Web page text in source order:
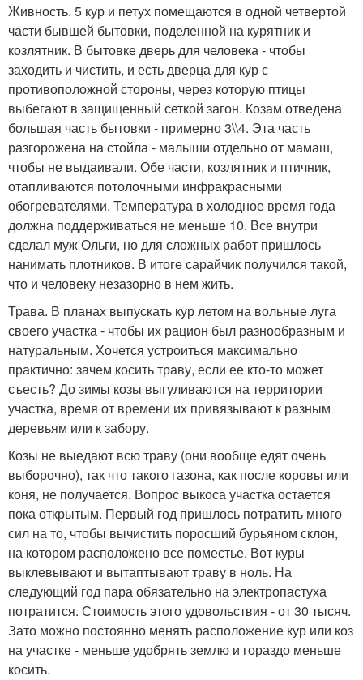
Живность. 5 кур и петух помещаются в одной четвертой
части бывшей бытовки, поделенной на курятник и
козлятник. В бытовке дверь для человека - чтобы
заходить и чистить, и есть дверца для кур с
противоположной стороны, через которую птицы
выбегают в защищенный сеткой загон. Козам отведена
большая часть бытовки - примерно 3\\4. Эта часть
разгорожена на стойла - малыши отдельно от мамаш,
чтобы не выдаивали. Обе части, козлятник и птичник,
отапливаются потолочными инфракрасными
обогревателями. Температура в холодное время года
должна поддерживаться не меньше 10. Все внутри
сделал муж Ольги, но для сложных работ пришлось
нанимать плотников. В итоге сарайчик получился такой,
что и человеку незазорно в нем жить.
Трава. В планах выпускать кур летом на вольные луга
своего участка - чтобы их рацион был разнообразным и
натуральным. Хочется устроиться максимально
практично: зачем косить траву, если ее кто-то может
съесть? До зимы козы выгуливаются на территории
участка, время от времени их привязывают к разным
деревьям или к забору.
Козы не выедают всю траву (они вообще едят очень
выборочно), так что такого газона, как после коровы или
коня, не получается. Вопрос выкоса участка остается
пока открытым. Первый год пришлось потратить много
сил на то, чтобы вычистить поросший бурьяном склон,
на котором расположено все поместье. Вот куры
выклевывают и вытаптывают траву в ноль. На
следующий год пара обязательно на электропастуха
потратится. Стоимость этого удовольствия - от 30 тысяч.
Зато можно постоянно менять расположение кур или коз
на участке - меньше удобрять землю и гораздо меньше
косить.